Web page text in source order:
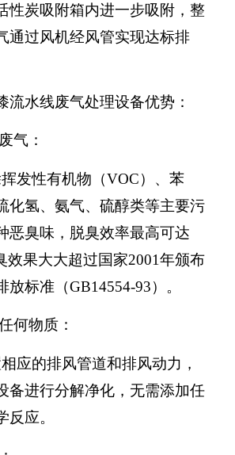
性炭吸附箱内进一步吸附，整
通过风机经风管实现达标排
流水线废气处理设备优势：
气：
发性有机物（VOC）、苯
化氢、氨气、硫醇类等主要污
恶臭味，脱臭效率最高可达
效果大大超过国家2001年颁布
放标准（GB14554-93）。
何物质：
应的排风管道和排风动力，
备进行分解净化，无需添加任
反应。